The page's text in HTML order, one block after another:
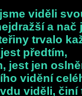
viděli
a nač
trvalo
předtím,
jest jen
vidění
viděli, činí